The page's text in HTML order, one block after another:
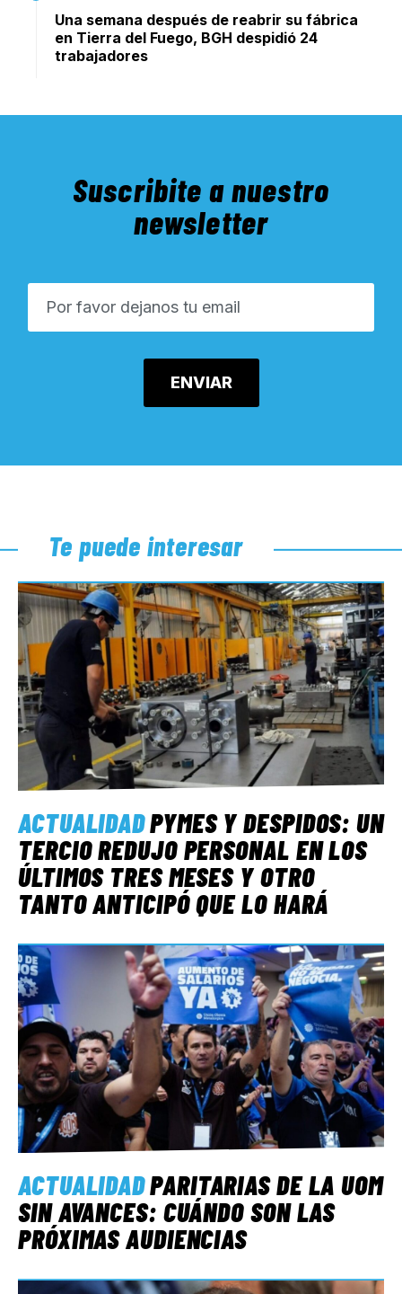
Una semana después de reabrir su fábrica
en Tierra del Fuego, BGH despidió 24
trabajadores
Suscribite a nuestro
newsletter
Te puede interesar
ACTUALIDADPYMES Y DESPIDOS: UN
TERCIO REDUJO PERSONAL EN LOS
ÚLTIMOS TRES MESES Y OTRO
TANTO ANTICIPÓ QUE LO HARÁ
ACTUALIDADPARITARIAS DE LA UOM
SIN AVANCES: CUÁNDO SON LAS
PRÓXIMAS AUDIENCIAS